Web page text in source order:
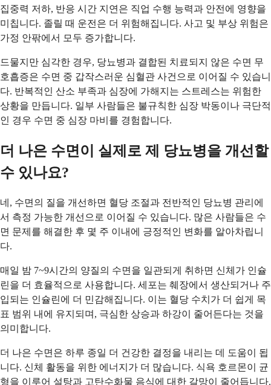
집중력 저하, 반응 시간 지연은 직업 수행 능력과 안전에 영향을
미칩니다. 졸릴 때 운전은 더 위험해집니다. 사고 및 부상 위험은
가정 안팎에서 모두 증가합니다.
드물지만 심각한 경우, 당뇨병과 결합된 치료되지 않은 수면 무
호흡증은 수면 중 갑작스러운 심혈관 사건으로 이어질 수 있습니
다. 반복적인 산소 부족과 심장에 가해지는 스트레스는 위험한
상황을 만듭니다. 일부 사람들은 불규칙한 심장 박동이나 극단적
인 경우 수면 중 심장 마비를 경험합니다.
더 나은 수면이 실제로 제 당뇨병을 개선할
수 있나요?
네, 수면의 질을 개선하면 혈당 조절과 전반적인 당뇨병 관리에
서 측정 가능한 개선으로 이어질 수 있습니다. 많은 사람들은 수
면 문제를 해결한 후 몇 주 이내에 긍정적인 변화를 알아차립니
다.
매일 밤 7~9시간의 양질의 수면을 일관되게 취하면 신체가 인슐
린을 더 효율적으로 사용합니다. 세포는 췌장에서 생산되거나 주
입되는 인슐린에 더 민감해집니다. 이는 혈당 수치가 더 쉽게 목
표 범위 내에 유지되며, 극심한 상승과 하강이 줄어든다는 것을
의미합니다.
더 나은 수면은 하루 종일 더 건강한 결정을 내리는 데 도움이 됩
니다. 신체 활동을 위한 에너지가 더 많습니다. 식욕 호르몬이 균
형을 이루어 설탕과 고탄수화물 음식에 대한 갈망이 줄어듭니다.